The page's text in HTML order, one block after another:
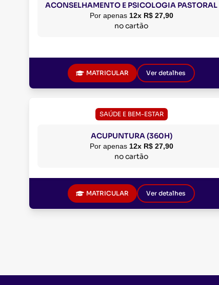
ACONSELHAMENTO E PSICOLOGIA PASTORAL
Por apenas 12x R$ 27,90
no cartão
MATRICULAR Ver detalhes
SAÚDE E BEM-ESTAR
ACUPUNTURA (360H)
Por apenas 12x R$ 27,90
no cartão
MATRICULAR Ver detalhes